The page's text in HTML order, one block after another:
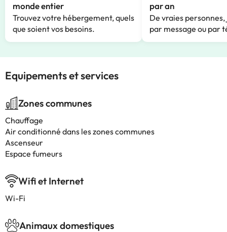
monde entier
Trouvez votre hébergement, quels
que soient vos besoins.
par an
De vraies
par message ou par
Equipements et services
Zones communes
Chauffage
Air conditionné dans les zones communes
Ascenseur
Espace fumeurs
Wifi et Internet
Wi-Fi
Animaux domestiques